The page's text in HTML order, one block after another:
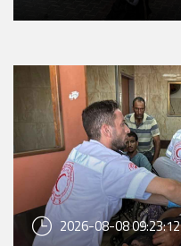
2026-08-08 09:23:12